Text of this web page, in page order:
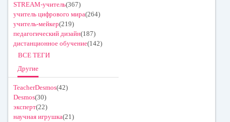
STREAM-учитель(367)
учитель цифрового мира(264)
учитель-мейкер(219)
педагогический дизайн(187)
дистанционное обучение(142)
ВСЕ ТЕГИ
Другие
TeacherDesmos(42)
Desmos(30)
эксперт(22)
научная игрушка(21)